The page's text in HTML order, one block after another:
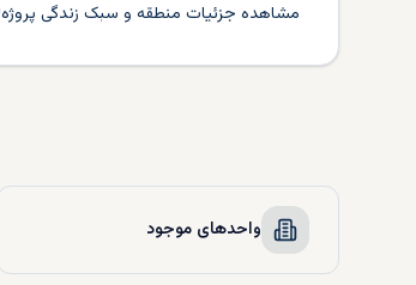
مشاهده جزئیات منطقه و سبک زندگی پروژه
واحدهای موجود